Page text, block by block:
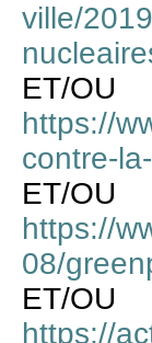
ville/
ET/OU
https://
contre-
ET/OU
https://
08/
ET/OU
https://